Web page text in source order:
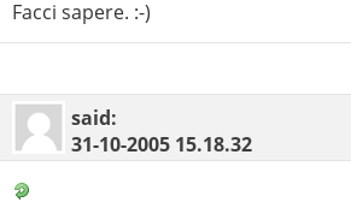
Facci sapere. :-)
said:
31-10-2005 15.18.32